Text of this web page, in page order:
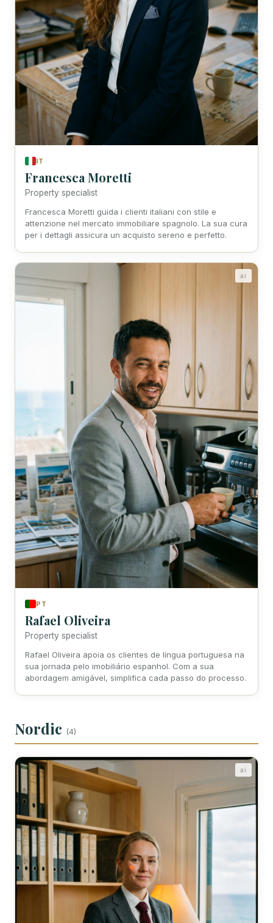
IT
Francesca Moretti
Property specialist
Francesca Moretti guida i clienti italiani con stile e
attenzione nel mercato immobiliare spagnolo. La sua cura
per i dettagli assicura un acquisto sereno e perfetto.
ai
PT
Rafael Oliveira
Property specialist
Rafael Oliveira apoia os clientes de língua portuguesa na
sua jornada pelo imobiliário espanhol. Com a sua
abordagem amigável, simplifica cada passo do processo.
Nordic (4)
ai